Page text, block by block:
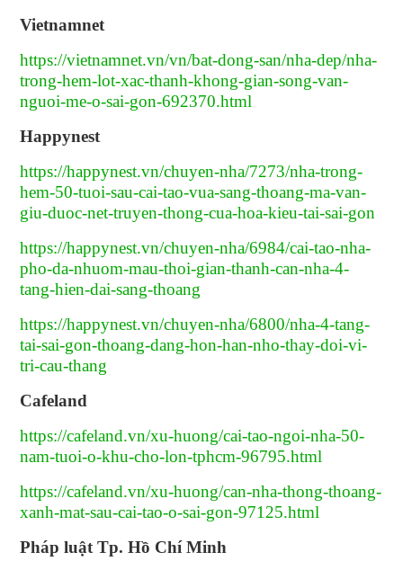
Vietnamnet
https://vietnamnet.vn/vn/bat-dong-san/nha-dep/nha-
trong-hem-lot-xac-thanh-khong-gian-song-van-
nguoi-me-o-sai-gon-692370.html
Happynest
https://happynest.vn/chuyen-nha/7273/nha-trong-
hem-50-tuoi-sau-cai-tao-vua-sang-thoang-ma-van-
giu-duoc-net-truyen-thong-cua-hoa-kieu-tai-sai-gon
https://happynest.vn/chuyen-nha/6984/cai-tao-nha-
pho-da-nhuom-mau-thoi-gian-thanh-can-nha-4-
tang-hien-dai-sang-thoang
https://happynest.vn/chuyen-nha/6800/nha-4-tang-
tai-sai-gon-thoang-dang-hon-han-nho-thay-doi-vi-
tri-cau-thang
Cafeland
https://cafeland.vn/xu-huong/cai-tao-ngoi-nha-50-
nam-tuoi-o-khu-cho-lon-tphcm-96795.html
https://cafeland.vn/xu-huong/can-nha-thong-thoang-
xanh-mat-sau-cai-tao-o-sai-gon-97125.html
Pháp luật Tp. Hồ Chí Minh